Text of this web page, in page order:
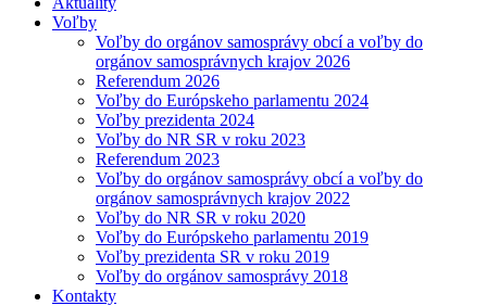
Voľby
Voľby do orgánov samosprávy obcí a voľby do
orgánov samosprávnych krajov 2026
Referendum 2026
Voľby do Európskeho parlamentu 2024
Voľby prezidenta 2024
Voľby do NR SR v roku 2023
Referendum 2023
Voľby do orgánov samosprávy obcí a voľby do
orgánov samosprávnych krajov 2022
Voľby do NR SR v roku 2020
Voľby do Európskeho parlamentu 2019
Voľby prezidenta SR v roku 2019
Voľby do orgánov samosprávy 2018
Kontakty